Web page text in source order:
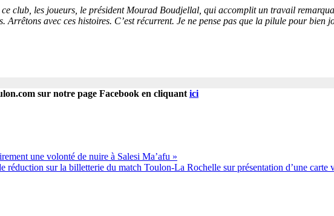
ce club, les joueurs, le président Mourad Boudjellal, qui accomplit un travail
Arrêtons avec ces histoires. C’est récurrent. Je ne pense pas que la pilule pour bien
sur notre page Facebook en cliquantici
une volonté de nuire à Salesi Ma’afu »
réduction sur la billetterie du match Toulon-La Rochelle sur présentation d’une carte